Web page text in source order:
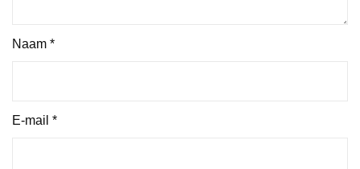
Naam *
E-mail *